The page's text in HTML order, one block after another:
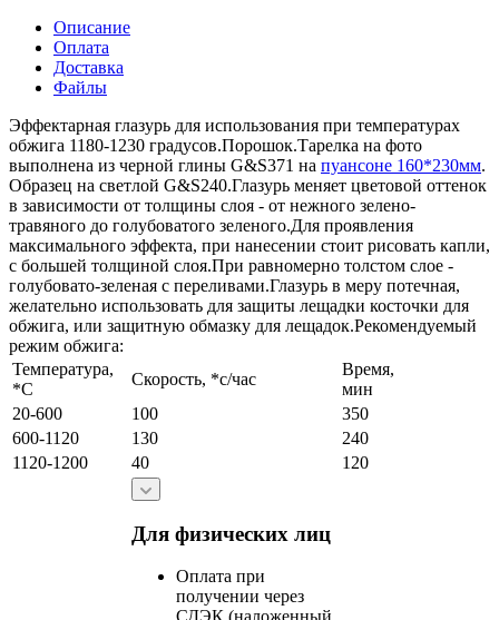
Описание
Оплата
Доставка
Файлы
Эффектарная глазурь для использования при температурах
обжига 1180-1230 градусов.Порошок.Тарелка на фото
выполнена из черной глины G&S371 на пуансоне 160*230мм.
Образец на светлой G&S240.Глазурь меняет цветовой оттенок
в зависимости от толщины слоя - от нежного зелено-
травяного до голубоватого зеленого.Для проявления
максимального эффекта, при нанесении стоит рисовать капли,
с большей толщиной слоя.При равномерно толстом слое -
голубовато-зеленая с переливами.Глазурь в меру потечная,
желательно использовать для защиты лещадки косточки для
обжига, или защитную обмазку для лещадок.Рекомендуемый
режим обжига:
Температура,
*С
Скорость, *с/час
Время,
мин
20-600
100
350
600-1120
130
240
1120-1200
40 120
Для физических лиц
Оплата при
получении через